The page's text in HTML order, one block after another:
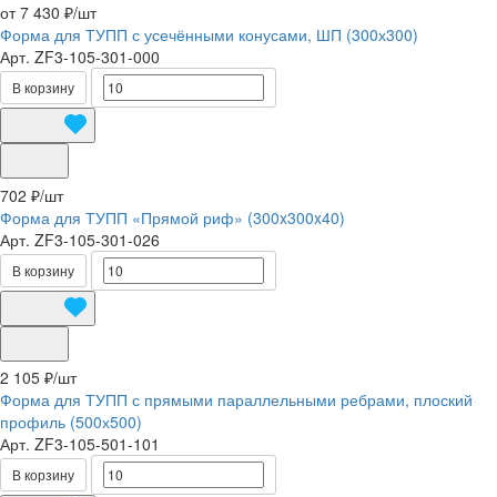
от 7 430 ₽/шт
Форма для ТУПП с усечёнными конусами, ШП (300х300)
Арт. ZF3-105-301-000
В корзину
702 ₽/шт
Форма для ТУПП «Прямой риф» (300x300x40)
Арт. ZF3-105-301-026
В корзину
2 105 ₽/шт
Форма для ТУПП с прямыми параллельными ребрами, плоский
профиль (500х500)
Арт. ZF3-105-501-101
В корзину